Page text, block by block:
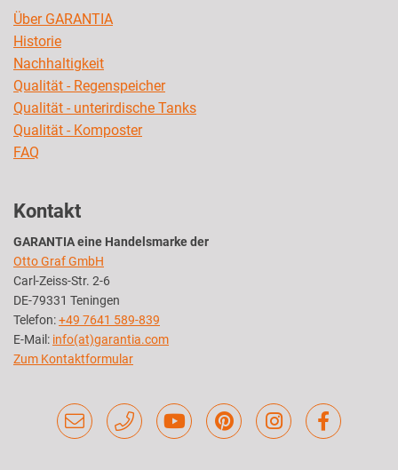
Über GARANTIA
Historie
Nachhaltigkeit
Qualität - Regenspeicher
Qualität - unterirdische Tanks
Qualität - Komposter
FAQ
Kontakt
GARANTIA eine Handelsmarke der
Otto Graf GmbH
Carl-Zeiss-Str. 2-6
DE-79331 Teningen
Telefon:+49 7641 589-839
E-Mail: info(at)garantia.com
Zum Kontaktformular